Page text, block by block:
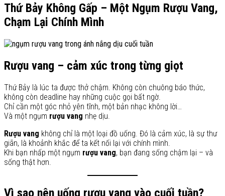
Thứ Bảy Không Gấp – Một Ngụm Rượu Vang,
Chạm Lại Chính Mình
Rượu vang – cảm xúc trong từng giọt
Thứ Bảy là lúc ta được thở chậm. Không còn chuông báo thức,
không còn deadline hay những cuộc gọi bất ngờ.
Chỉ cần một góc nhỏ yên tĩnh, một bản nhạc không lời…
Và một ngụm rượu vang nhẹ dịu.
Rượu vang không chỉ là một loại đồ uống. Đó là cảm xúc, là sự thư
giãn, là khoảnh khắc để ta kết nối lại với chính mình.
Khi bạn nhấp một ngụm rượu vang, bạn đang sống chậm lại – và
sống thật hơn.
Vì sao nên uống rượu vang vào cuối tuần?